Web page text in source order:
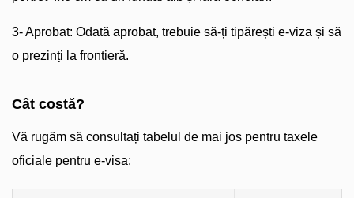
3- Aprobat: Odată aprobat, trebuie să-ți tipărești e-viza și să
o prezinți la frontieră.
Cât costă?
Vă rugăm să consultați tabelul de mai jos pentru taxele
oficiale pentru e-visa: